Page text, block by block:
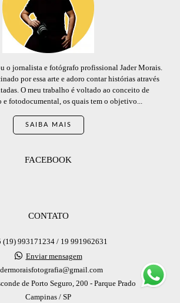
o jornalista e fotógrafo profissional Jader Morais.
por essa arte e adoro contar histórias através
O meu trabalho é voltado ao conceito de
fotodocumental, os quais tem o objetivo...
SAIBA MAIS
FACEBOOK
CONTATO
(19) 993171234 / 19 991962631
Enviar mensagem
de Porto Seguro, 200 - Parque Prado
Campinas / SP